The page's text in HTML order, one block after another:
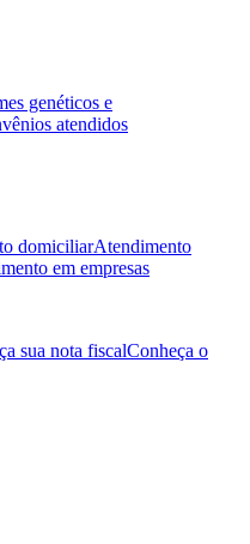
genéticos e
atendidos
domiciliarAtendimento
em empresas
sua nota fiscalConheça o